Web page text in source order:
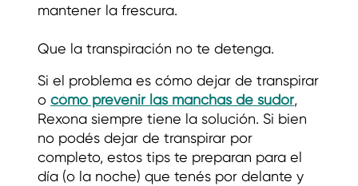
mantener la frescura.
Que la transpiración no te detenga.
Si el problema es cómo dejar de transpirar
o cómo prevenir las manchas de sudor,
Rexona siempre tiene la solución. Si bien
no podés dejar de transpirar por
completo, estos tips te preparan para el
día (o la noche) que tenés por delante y